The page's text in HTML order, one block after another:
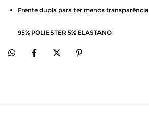
Frente dupla para ter menos transparência
95% POLIESTER 5% ELASTANO